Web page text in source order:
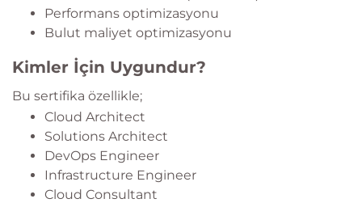
Performans optimizasyonu
Bulut maliyet optimizasyonu
Kimler İçin Uygundur?
Bu sertifika özellikle;
Cloud Architect
Solutions Architect
DevOps Engineer
Infrastructure Engineer
Cloud Consultant